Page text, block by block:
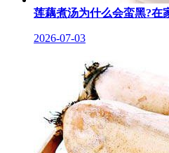
莲藕煮汤为什么会蛮黑?在
2026-07-03